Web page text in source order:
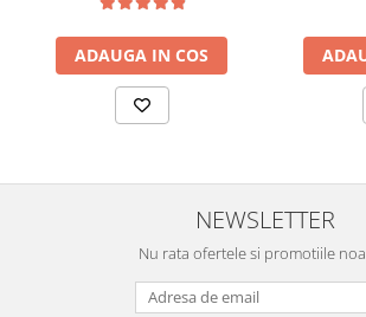
ADAUGA IN COS
NEWSLETTER
Nu rata ofertele si promotiile